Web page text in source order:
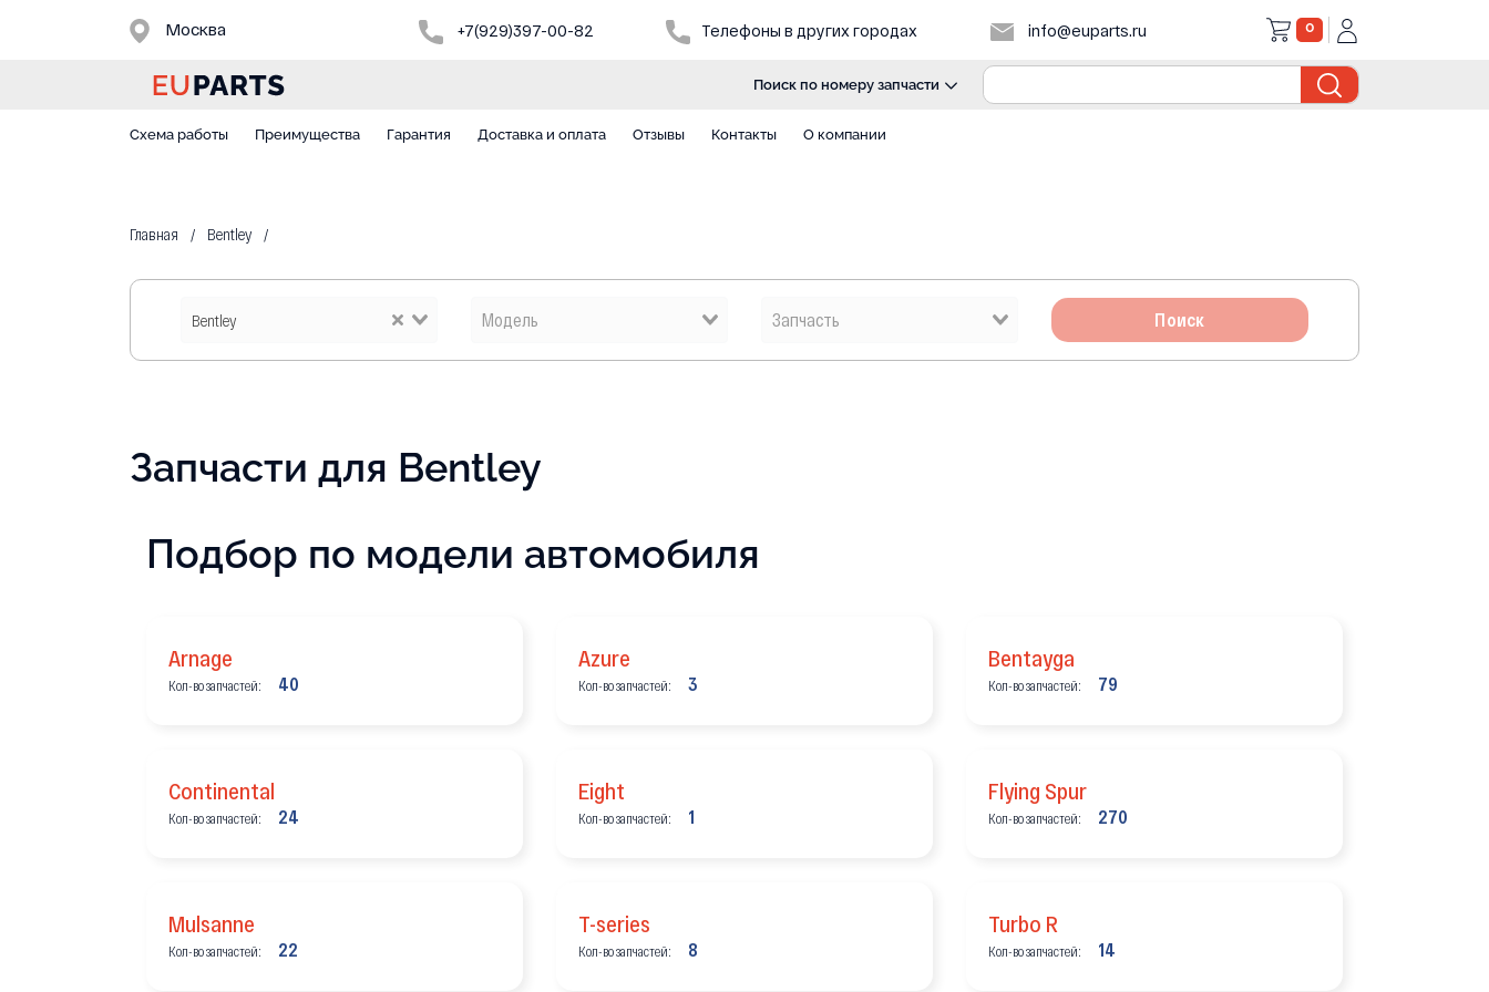
Москва +7(929)397-00-82 Телефоны в других городах info@euparts.ru 0
Поиск по номеру запчасти
Схема работы Преимущества Гарантия Доставка и оплата Отзывы Контакты О компании
Главная Bentley
Bentley Поиск
Запчасти для Bentley
Подбор по модели автомобиля
Arnage
Кол-во запчастей: 40
Azure
Кол-во запчастей: 3
Bentayga
Кол-во запчастей: 79
Continental
Кол-во запчастей: 24
Eight
Кол-во запчастей: 1
Flying Spur
Кол-во запчастей: 270
Mulsanne
Кол-во запчастей: 22
T-series
Кол-во запчастей: 8
Turbo R
Кол-во запчастей: 14